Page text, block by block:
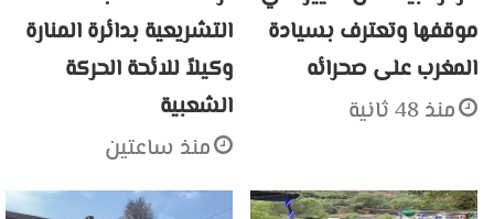
موقفها وتعترف بسيادة
المغرب على صحرائه
منذ 48 ثانية
التشريعية بدائرة المنارة
وكيلاً للائحة الحركة
الشعبية
منذ ساعتين